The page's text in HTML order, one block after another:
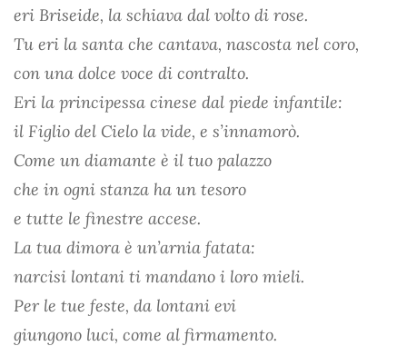
eri Briseide, la schiava dal volto di rose.
Tu eri la santa che cantava, nascosta nel coro,
con una dolce voce di contralto.
Eri la principessa cinese dal piede infantile:
il Figlio del Cielo la vide, e s’innamorò.
Come un diamante è il tuo palazzo
che in ogni stanza ha un tesoro
e tutte le finestre accese.
La tua dimora è un’arnia fatata:
narcisi lontani ti mandano i loro mieli.
Per le tue feste, da lontani evi
giungono luci, come al firmamento.